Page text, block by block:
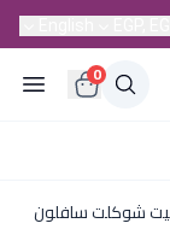
0
شوكلت سافلون